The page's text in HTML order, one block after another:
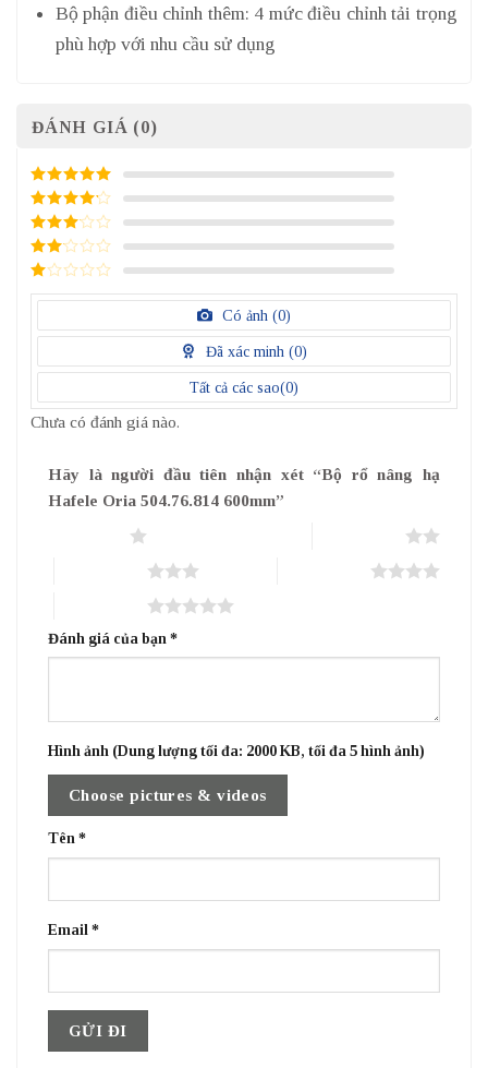
Bộ phận điều chỉnh thêm: 4 mức điều chỉnh tải trọng
phù hợp với nhu cầu sử dụng
ĐÁNH GIÁ (0)
5/ 5 điểm
4/ 5
điểm
3/ 5
điểm
2/
điểm
1
điểm
Có ảnh (0)
Đã xác minh (0)
Tất cả các sao(0)
Chưa có đánh giá nào.
Hãy là người đầu tiên nhận xét “Bộ rổ nâng hạ
Hafele Oria 504.76.814 600mm”
Đánh giá của bạn *
Hình ảnh (Dung lượng tối đa: 2000 KB, tối đa 5 hình ảnh)
Choose pictures & videos
Tên *
Email *